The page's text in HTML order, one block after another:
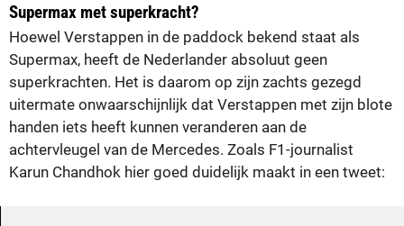
Supermax met superkracht?
Hoewel Verstappen in de paddock bekend staat als
Supermax, heeft de Nederlander absoluut geen
superkrachten. Het is daarom op zijn zachts gezegd
uitermate onwaarschijnlijk dat Verstappen met zijn blote
handen iets heeft kunnen veranderen aan de
achtervleugel van de Mercedes. Zoals F1-journalist
Karun Chandhok hier goed duidelijk maakt in een tweet: